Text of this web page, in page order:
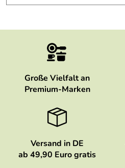
Große Vielfalt an
Premium-Marken
Versand in DE
ab 49,90 Euro gratis